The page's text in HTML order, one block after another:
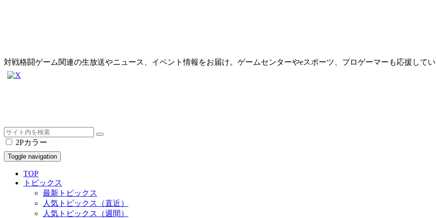
対戦格闘ゲーム関連の生放送やニュース、イベント情報をお届け。ゲームセンターやeスポーツ、プロゲーマーも応援して
2Pカラー
Toggle navigation
TOP
トピックス
最新トピックス
人気トピックス（直近）
人気トピックス（週間）